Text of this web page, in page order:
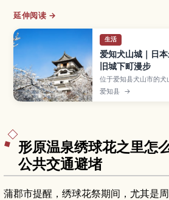
延伸阅读 →
生活
爱知犬山城｜日
旧城下町漫步
位于爱知县犬山市的犬
老木造天守的国宝城郭
与城下古街的迷人景致
的服装与随身物品建议。
爱知县 →
形原温泉绣球花之里怎
公共交通避堵
蒲郡市提醒，绣球花祭期间，尤其是